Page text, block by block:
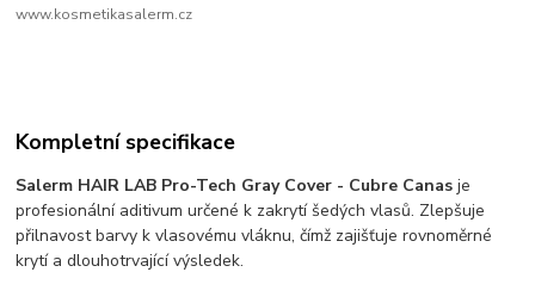
www.kosmetikasalerm.cz
Kompletní specifikace
Salerm HAIR LAB Pro-Tech Gray Cover - Cubre Canasje
profesionální aditivum určené k zakrytí šedých vlasů. Zlepšuje
přilnavost barvy k vlasovému vláknu, čímž zajišťuje rovnoměrné
krytí a dlouhotrvající výsledek.